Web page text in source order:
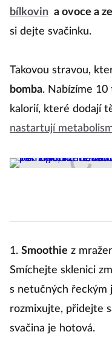
bílkovin a ovoce a
si dejte svačinku.
Takovou stravou,
bomba. Nabízíme 10
kalorií, které dodají
nastartují
1. Smoothie z
Smíchejte sklenici
s netučných řeckým
rozmixujte, přidejte
svačina je hotová.